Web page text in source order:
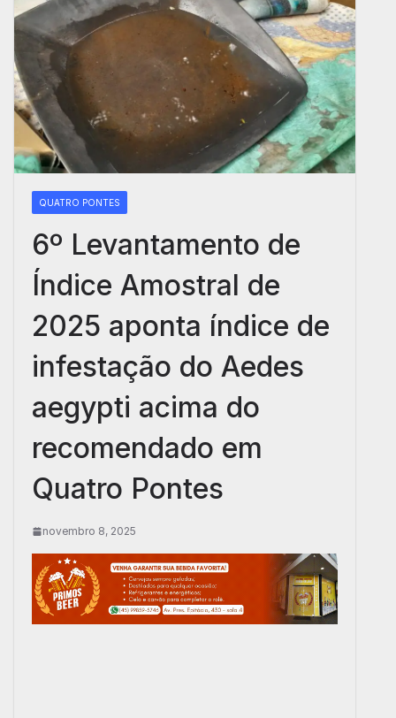
QUATRO PONTES
6º Levantamento de
Índice Amostral de
2025 aponta índice de
infestação do Aedes
aegypti acima do
recomendado em
Quatro Pontes
novembro 8, 2025